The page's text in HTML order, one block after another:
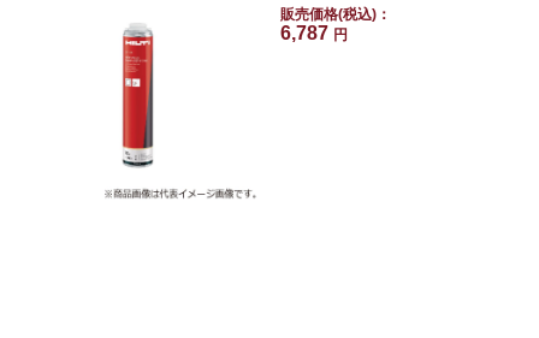
販売価格(税込)：
6,787 円